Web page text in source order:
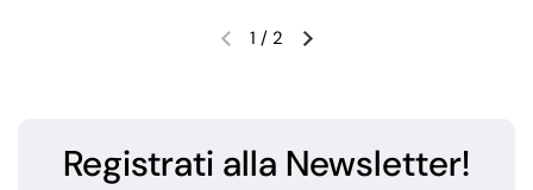
1 / 2
Registrati alla Newsletter!